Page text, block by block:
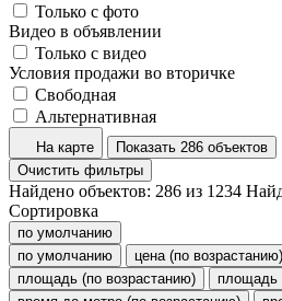
Только с фото
Видео в объявлении
Только с видео
Условия продажи во вторичке
Свободная
Альтернативная
На карте
Показать 286 объектов
Очистить фильтры
Найдено объектов: 286 из 1234
Сортировка
по умолчанию
по умолчанию
цена (по возрастанию)
площадь (по возрастанию)
площадь